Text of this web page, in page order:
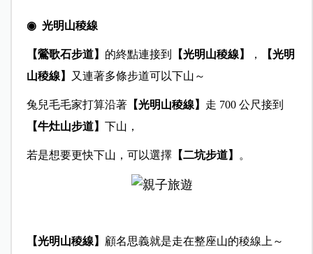
◉ 光明山稜線
【鶯歌石步道】 的終點連接到 【光明山稜線】 ，
【光明
山稜線】
又連著多條步道可以下山～
兔兒毛毛家打算沿著【光明山稜線】 走 700 公尺接到
【牛灶山步道】 下山，
若是想要更快下山，可以選擇【二坑步道】 。
【光明山稜線】 顧名思義就是走在整座山的稜線上～